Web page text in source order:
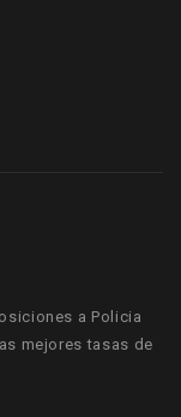
a Policia
mejores tasas de